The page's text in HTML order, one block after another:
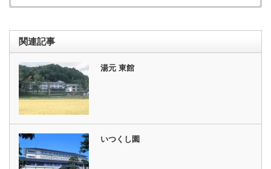
関連記事
湯元 東館
いつくし園